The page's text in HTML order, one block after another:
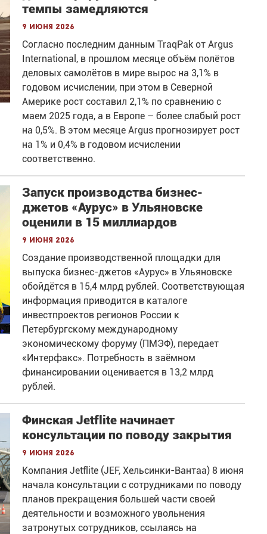
темпы замедляются
9 июня 2026
Согласно последним данным TraqPak от Argus
International, в прошлом месяце объём полётов
деловых самолётов в мире вырос на 3,1% в
годовом исчислении, при этом в Северной
Америке рост составил 2,1% по сравнению с
маем 2025 года, а в Европе – более слабый рост
на 0,5%. В этом месяце Argus прогнозирует рост
на 1% и 0,4% в годовом исчислении
соответственно.
Запуск производства бизнес-
джетов «Аурус» в Ульяновске
оценили в 15 миллиардов
9 июня 2026
Создание производственной площадки для
выпуска бизнес-джетов «Аурус» в Ульяновске
обойдётся в 15,4 млрд рублей. Соответствующая
информация приводится в каталоге
инвестпроектов регионов России к
Петербургскому международному
экономическому форуму (ПМЭФ), передает
«Интерфакс». Потребность в заёмном
финансировании оценивается в 13,2 млрд
рублей.
Финская Jetflite начинает
консультации по поводу закрытия
9 июня 2026
Компания Jetflite (JEF, Хельсинки-Вантаа) 8 июня
начала консультации с сотрудниками по поводу
планов прекращения большей части своей
деятельности и возможного увольнения
затронутых сотрудников, ссылаясь на